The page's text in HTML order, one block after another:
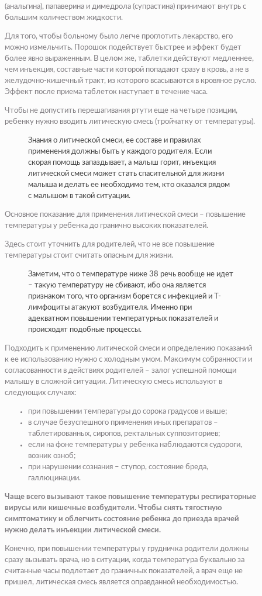
(анальгина), папаверина и димедрола (супрастина) принимают внутрь с
большим количеством жидкости.
Для того, чтобы больному было легче проглотить лекарство, его
можно измельчить. Порошок подействует быстрее и эффект будет
более явно выраженным. В целом же, таблетки действуют медленнее,
чем инъекция, составные части которой попадают сразу в кровь, а не в
желудочно-кишечный тракт, из которого всасываются в кровяное русло.
Эффект после приема таблеток наступает в течение часа.
Чтобы не допустить перешагивания ртути еще на четыре позиции,
ребенку нужно вводить литическую смесь (тройчатку от температуры).
Знания о литической смеси, ее составе и правилах
применения должны быть у каждого родителя. Если
скорая помощь запаздывает, а малыш горит, инъекция
литической смеси может стать спасительной для жизни
малыша и делать ее необходимо тем, кто оказался рядом
с малышом в такой ситуации.
Основное показание для применения литической смеси – повышение
температуры у ребенка до гранично высоких показателей.
Здесь стоит уточнить для родителей, что не все повышение
температуры стоит считать опасным для жизни.
Заметим, что о температуре ниже 38 речь вообще не идет
– такую температуру не сбивают, ибо она является
признаком того, что организм борется с инфекцией и Т-
лимфоциты атакуют возбудителя. Именно при
адекватном повышении температурных показателей и
происходят подобные процессы.
Подходить к применению литической смеси и определению показаний
к ее использованию нужно с холодным умом. Максимум собранности и
согласованности в действиях родителей – залог успешной помощи
малышу в сложной ситуации. Литическую смесь используют в
следующих случаях:
при повышении температуры до сорока градусов и выше;
в случае безуспешного применения иных препаратов –
таблетированных, сиропов, ректальных суппозиториев;
если на фоне температуры у ребенка наблюдаются судороги,
возник озноб;
при нарушении сознания – ступор, состояние бреда,
галлюцинации.
Чаще всего вызывают такое повышение температуры респираторные
вирусы или кишечные возбудители. Чтобы снять тягостную
симптоматику и облегчить состояние ребенка до приезда врачей
нужно делать инъекции литической смеси.
Конечно, при повышении температуры у грудничка родители должны
сразу вызывать врача, но в ситуации, когда температура буквально за
считанные часы подлетает до граничных показателей, а врач еще не
пришел, литическая смесь является оправданной необходимостью.